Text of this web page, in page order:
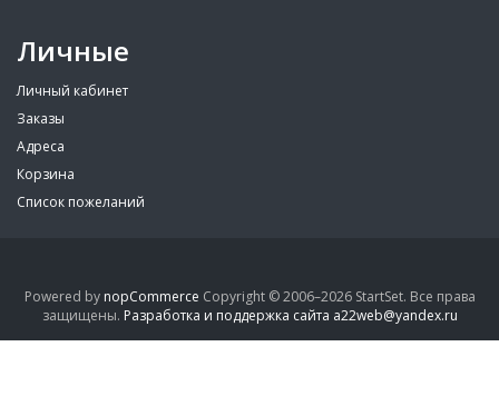
Личные
Личный кабинет
Заказы
Адреса
Корзина
Список пожеланий
Powered by nopCommerce Copyright © 2006–2026 StartSet. Все права
защищены. Разработка и поддержка сайта a22web@yandex.ru